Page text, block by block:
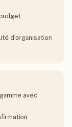
d'organisation
avec